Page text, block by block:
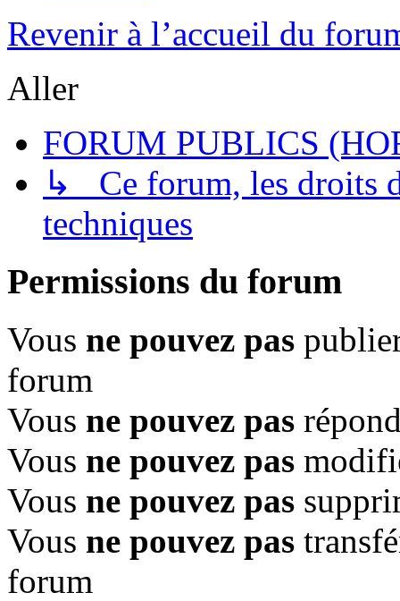
Revenir à l’accueil du
Aller
FORUM PUBLICS
↳ Ce forum, les droits
techniques
Permissions du forum
Vous ne pouvez pas
forum
Vous ne pouvez pas
Vous ne pouvez pas
Vous ne pouvez pas
Vous ne pouvez pas
forum